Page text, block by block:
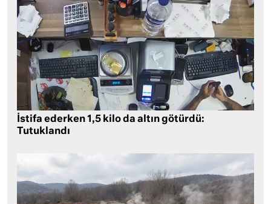
İstifa ederken 1,5 kilo da altın götürdü:
Tutuklandı